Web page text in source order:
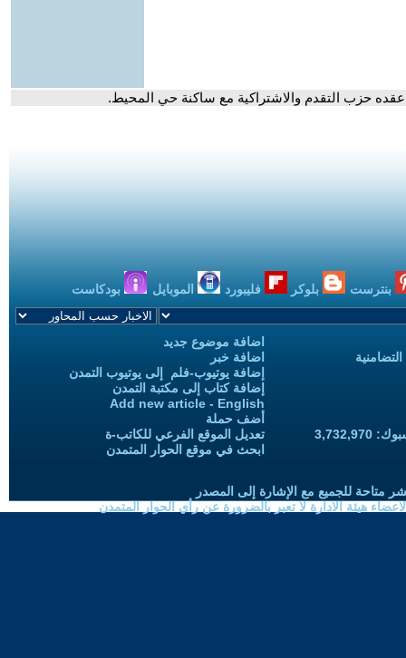
عقده حزب التقدم والاشتراكية مع ساكنة حي المحيط.
بنترست بلوكر فليبورد الموبايل بودكاست
اضافة موضوع جديد
اضافة خبر
إضافة يوتيوب-فلم إلى يوتيوب التمدن
إضافة كتاب إلى مكتبة التمدن
Add new article - English
أضف حملة
تعديل الموقع الفرعي للكاتب-ة
ابحث في موقع الحوار المتمدن
متاحة للجميع مع الإشارة إلى المصدر
هيئة الادارة لا تعبر بالضرورة عن رأي الحوار المتمدن